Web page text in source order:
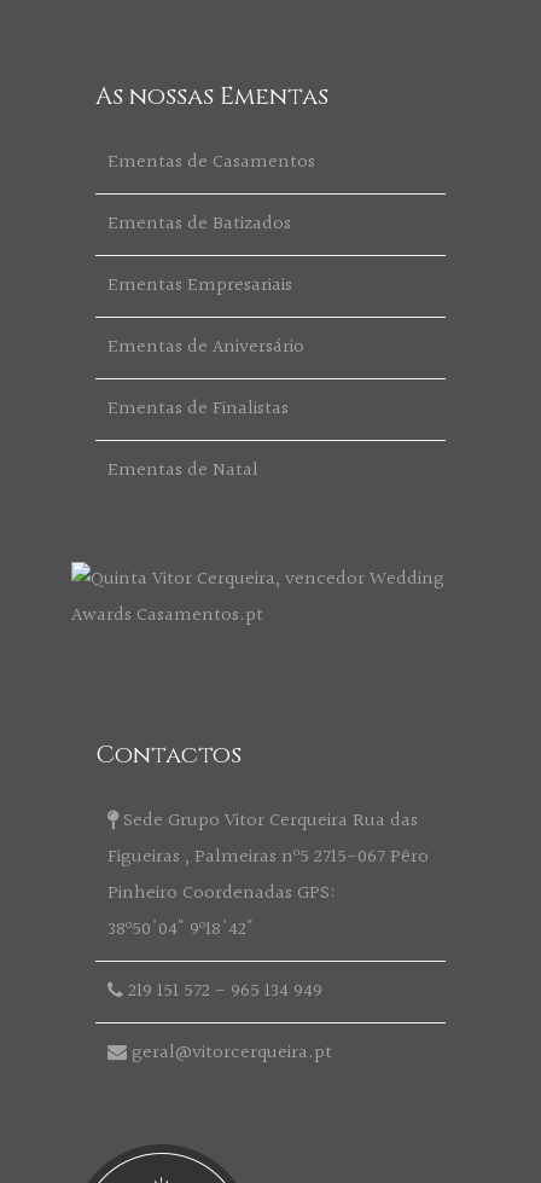
As nossas Ementas
Ementas de Casamentos
Ementas de Batizados
Ementas Empresariais
Ementas de Aniversário
Ementas de Finalistas
Ementas de Natal
Contactos
Sede Grupo Vitor Cerqueira Rua das
Figueiras , Palmeiras nº5 2715-067 Pêro
Pinheiro Coordenadas GPS:
38º50'04" 9º18'42"
219 151 572 - 965 134 949
geral@vitorcerqueira.pt